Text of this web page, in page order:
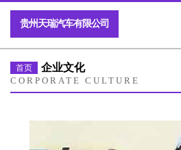
贵州天瑞汽车有限公司
首页 企业文化
CORPORATE CULTURE